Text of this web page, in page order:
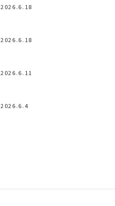
2026.6.18
2026.6.18
2026.6.11
2026.6.4